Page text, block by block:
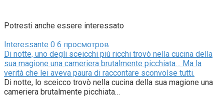
Potresti anche essere interessato
Interessante 0 6 просмотров
Di notte, uno degli sceicchi più ricchi trovò nella cucina della
sua magione una cameriera brutalmente picchiata… Ma la
verità che lei aveva paura di raccontare sconvolse tutti.
Di notte, lo sceicco trovò nella cucina della sua magione una
cameriera brutalmente picchiata…